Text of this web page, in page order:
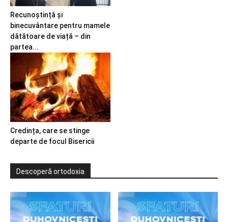
Recunoștință și
binecuvântare pentru mamele
dătătoare de viață – din
partea...
Credința, care se stinge
departe de focul Bisericii
Descoperă ortodoxia